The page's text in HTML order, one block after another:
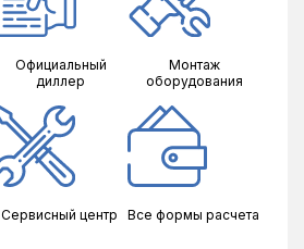
Официальный
диллер
Монтаж
оборудования
Сервисный центр Все формы расчета